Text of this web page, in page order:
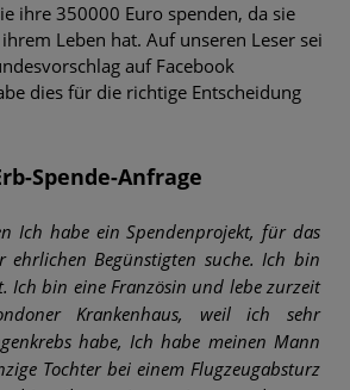
ihre 350000 Euro spenden, da sie
Leben hat. Auf unseren Leser sei
auf Facebook
dies für die richtige Entscheidung
Spende-Anfrage
Ich habe ein Spendenprojekt, für das
ehrlichen Begünstigten suche. Ich bin
Ich bin eine Französin und lebe zurzeit
Krankenhaus, weil ich sehr
habe, Ich habe meinen Mann
Tochter bei einem Flugzeugabsturz